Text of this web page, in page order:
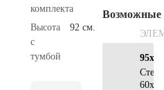
комплекта
Высота
с
тумбой
92 см.
Возможные
95х35